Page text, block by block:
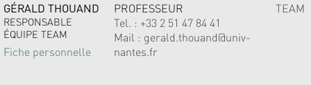
GÉRALD THOUAND
RESPONSABLE
ÉQUIPE TEAM
Fiche personnelle
PROFESSEUR
Tel. : +33 2 51 47 84 41
Mail : gerald.thouand@univ-
nantes.fr
TEAM